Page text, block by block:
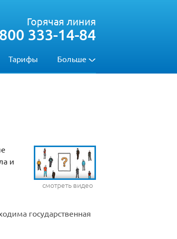
Тарифы Больше
Горячая линия
333-14-84
смотреть видео
и
государственная